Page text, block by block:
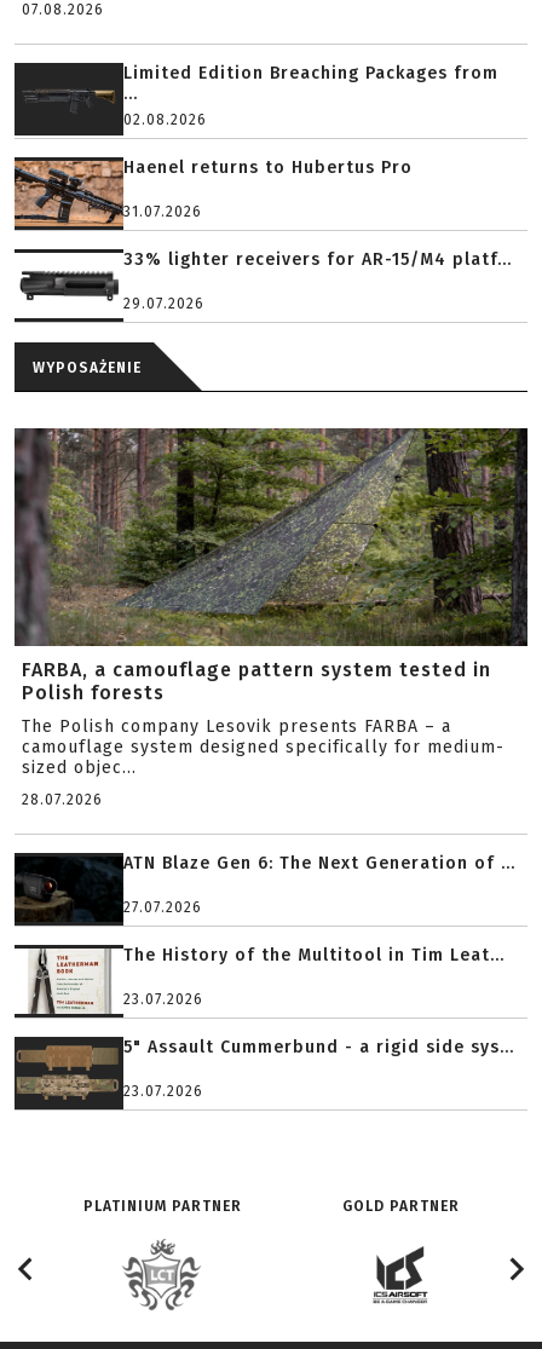
07.08.2026
Limited Edition Breaching Packages from
...
02.08.2026
Haenel returns to Hubertus Pro
31.07.2026
33% lighter receivers for AR-15/M4 platf...
29.07.2026
WYPOSAŻENIE
FARBA, a camouflage pattern system tested in
Polish forests
The Polish company Lesovik presents FARBA – a
camouflage system designed specifically for medium-
sized objec...
28.07.2026
ATN Blaze Gen 6: The Next Generation of ...
27.07.2026
The History of the Multitool in Tim Leat...
23.07.2026
5" Assault Cummerbund - a rigid side sys...
23.07.2026
PLATINIUM PARTNER GOLD PARTNER